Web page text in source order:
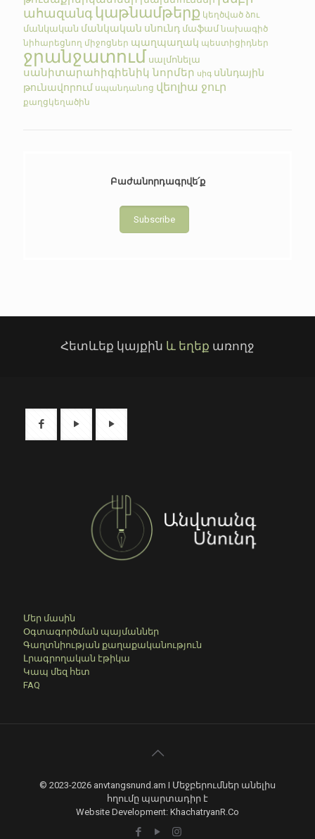
ահազանգկաթնամթերք կեղծված ձու
մանկական մանկական սնունդ մաֆամ նախագիծ
նիհարեցնող միջոցներ պաղպաղակ պեստիցիդներ
ջրանջատում սալմոնելա
սանիտարահիգիենիկ նորմեր սիգ սննդային
թունավորում սպանդանոց վեոլիա ջուր
քաղցկեղածին
Բաժանորդագրվե՛ք
Subscribe
Հետևեք կայքին և եղեք առողջ
Մեր մասին
Օգտագործման պայմաններ
Գաղտնիության քաղաքականություն
Լրագրողական էթիկա
Կապ մեզ հետ
FAQ
© 2023-2026 anvtangsnund.am I Մեջբերումներ անելիս
հղումը պարտադիր է
Website Development: KhachatryanR.Co